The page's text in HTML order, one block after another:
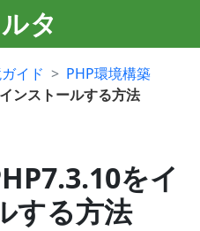
タ
イド
PHP環境構築
ンストールする方法
をイ
する方法